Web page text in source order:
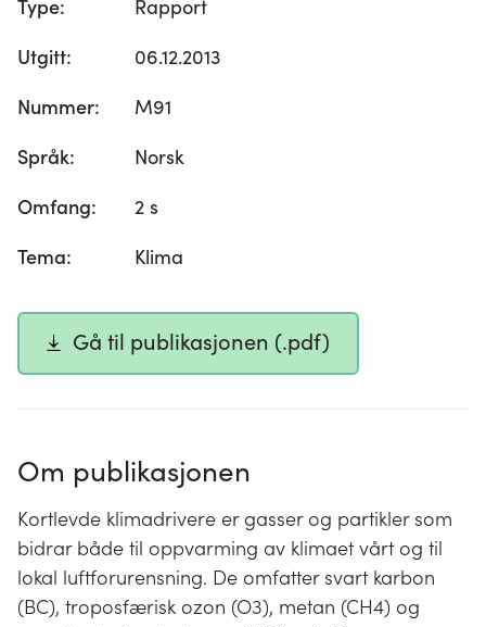
Type:
Rapport
Utgitt:
06.12.2013
Nummer:
M91
Språk:
Norsk
Omfang:
2 s
Tema: Klima
Gå til publikasjonen (.pdf)
Om publikasjonen
Kortlevde klimadrivere er gasser og partikler som
bidrar både til oppvarming av klimaet vårt og til
lokal luftforurensning. De omfatter svart karbon
(BC), troposfærisk ozon (O3), metan (CH4) og